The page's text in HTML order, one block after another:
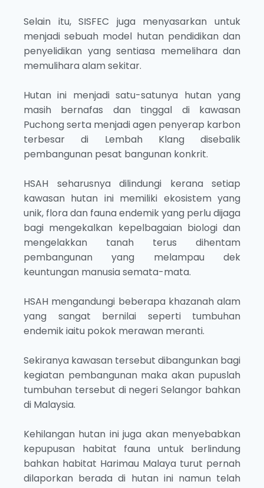
Selain itu, SISFEC juga menyasarkan untuk
menjadi sebuah model hutan pendidikan dan
penyelidikan yang sentiasa memelihara dan
memulihara alam sekitar.
Hutan ini menjadi satu-satunya hutan yang
masih bernafas dan tinggal di kawasan
Puchong serta menjadi agen penyerap karbon
terbesar di Lembah Klang disebalik
pembangunan pesat bangunan konkrit.
HSAH seharusnya dilindungi kerana setiap
kawasan hutan ini memiliki ekosistem yang
unik, flora dan fauna endemik yang perlu dijaga
bagi mengekalkan kepelbagaian biologi dan
mengelakkan tanah terus dihentam
pembangunan yang melampau dek
keuntungan manusia semata-mata.
HSAH mengandungi beberapa khazanah alam
yang sangat bernilai seperti tumbuhan
endemik iaitu pokok merawan meranti.
Sekiranya kawasan tersebut dibangunkan bagi
kegiatan pembangunan maka akan pupuslah
tumbuhan tersebut di negeri Selangor bahkan
di Malaysia.
Kehilangan hutan ini juga akan menyebabkan
kepupusan habitat fauna untuk berlindung
bahkan habitat Harimau Malaya turut pernah
dilaporkan berada di hutan ini namun telah